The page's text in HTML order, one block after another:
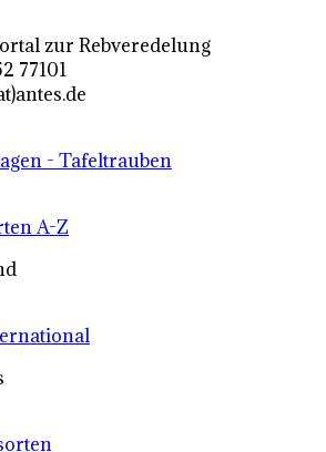
zur Rebveredelung
77101
- Tafeltrauben
A-Z